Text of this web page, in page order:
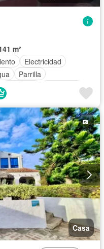
m²
Electricidad
Parrilla
Casa